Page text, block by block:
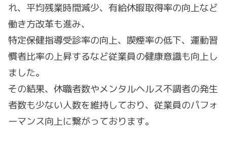
れ、平均残業時間減少、有給休暇取得率の向上など
働き方改革も進み、
特定保健指導受診率の向上、喫煙率の低下、運動習
慣者比率の上昇するなど従業員の健康意識も向上し
ました。
その結果、休職者数やメンタルヘルス不調者の発生
者数も少ない人数を維持しており、従業員のパフォ
ーマンス向上に繋がっております。